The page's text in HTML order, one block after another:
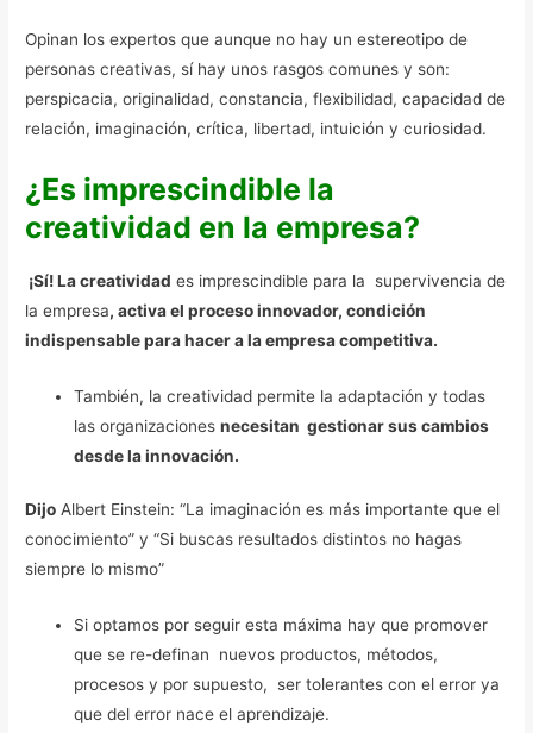
Opinan los expertos que aunque no hay un estereotipo de
personas creativas, sí hay unos rasgos comunes y son:
perspicacia, originalidad, constancia, flexibilidad, capacidad de
relación, imaginación, crítica, libertad, intuición y curiosidad.
¿Es imprescindible la
creatividad en la empresa?
¡Sí!La creatividad es imprescindible para la supervivencia de
la empresa,activa el proceso innovador, condición
indispensable para hacer a la empresa competitiva.
También, la creatividad permite la adaptación y todas
las organizacionesnecesitan gestionar sus cambios
desde la innovación.
Dijo Albert Einstein: “La imaginación es más importante que el
conocimiento” y “Si buscas resultados distintos no hagas
siempre lo mismo”
Si optamos por seguir esta máxima hay que promover
que se re-definan nuevos productos, métodos,
procesos y por supuesto, ser tolerantes con el error ya
que del error nace el aprendizaje.